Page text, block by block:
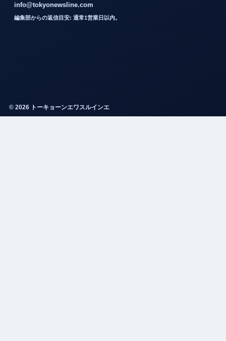
info@tokyonewsline.com
編集部からの返信目安: 通常1営業日以内。
© 2026 トーキョーンエワスルインエ